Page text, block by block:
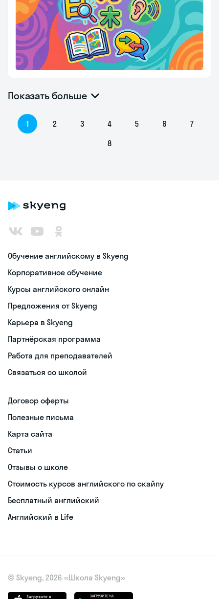
Показать больше
1 2 3 4 5 6
7
8
Обучение английскому в Skyeng
Корпоративное обучение
Курсы английского онлайн
Предложения от Skyeng
Карьера в Skyeng
Партнёрская программа
Работа для преподавателей
Связаться со школой
Договор оферты
Полезные письма
Карта сайта
Статьи
Отзывы о школе
Стоимость курсов английского по скайпу
Бесплатный английский
Английский в Life
© Skyeng, 2026 «Школа Skyeng»